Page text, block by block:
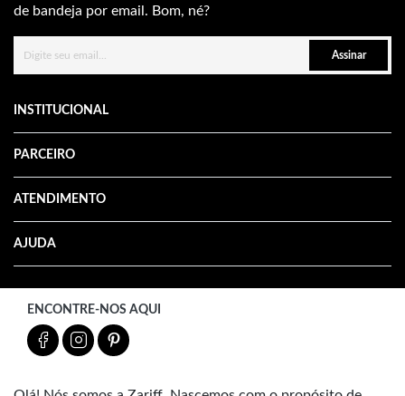
de bandeja por email. Bom, né?
Assinar
INSTITUCIONAL
PARCEIRO
ATENDIMENTO
AJUDA
ENCONTRE-NOS AQUI